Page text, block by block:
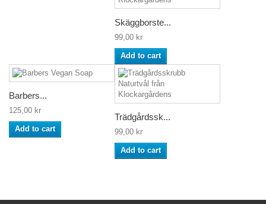
Skäggborste...
99,00 kr
Add to cart
Barbers...
125,00 kr
Add to cart
Trädgårdssk...
99,00 kr
Add to cart